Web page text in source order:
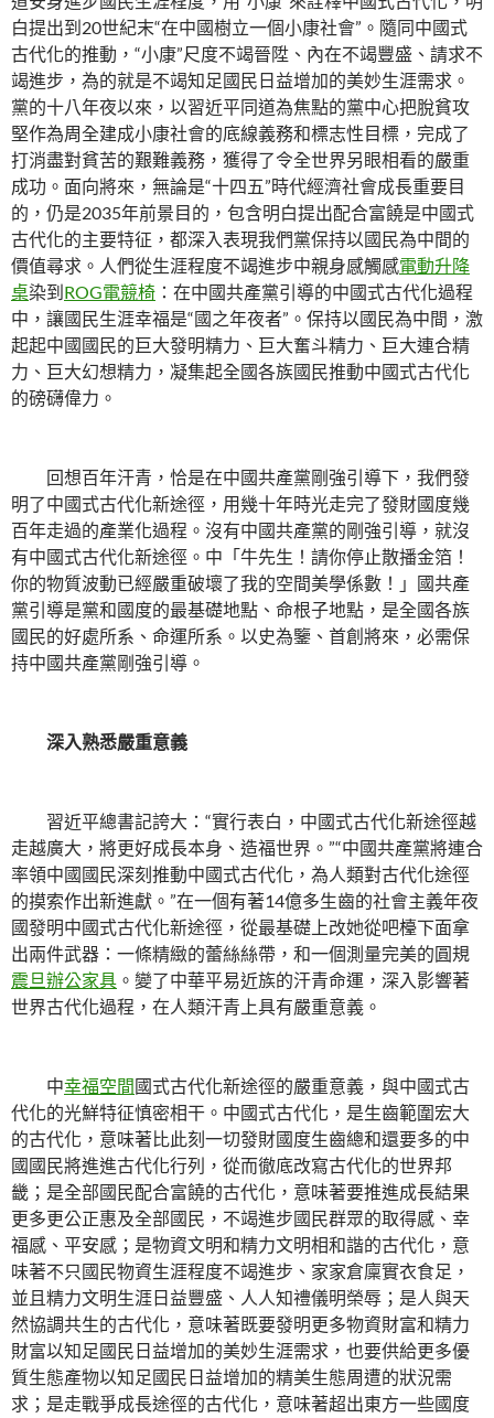
白提出到20世紀末“在中國樹立一個小康社會”。隨同中國式
古代化的推動，“小康”尺度不竭晉陞、內在不竭豐盛、請求不
竭進步，為的就是不竭知足國民日益增加的美妙生涯需求。
黨的十八年夜以來，以習近平同道為焦點的黨中心把脫貧攻
堅作為周全建成小康社會的底線義務和標志性目標，完成了
打消盡對貧苦的艱難義務，獲得了令全世界另眼相看的嚴重
成功。面向將來，無論是“十四五”時代經濟社會成長重要目
的，仍是2035年前景目的，包含明白提出配合富饒是中國式
古代化的主要特征，都深入表現我們黨保持以國民為中間的
價值尋求。人們從生涯程度不竭進步中親身感觸感電動升降
桌染到ROG電競椅 ：在中國共產黨引導的中國式古代化過程
中，讓國民生涯幸福是“國之年夜者”。保持以國民為中間，激
起起中國國民的巨大發明精力、巨大奮斗精力、巨大連合精
力、巨大幻想精力，凝集起全國各族國民推動中國式古代化
的磅礴偉力。
回想百年汗青，恰是在中國共產黨剛強引導下，我們發
明了中國式古代化新途徑，用幾十年時光走完了發財國度幾
百年走過的產業化過程。沒有中國共產黨的剛強引導，就沒
有中國式古代化新途徑。中「牛先生！請你停止散播金箔！
你的物質波動已經嚴重破壞了我的空間美學係數！」國共產
黨引導是黨和國度的最基礎地點、命根子地點，是全國各族
國民的好處所系、命運所系。以史為鑒、首創將來，必需保
持中國共產黨剛強引導。
深入熟悉嚴重意義
習近平總書記誇大：“實行表白，中國式古代化新途徑越
走越廣大，將更好成長本身、造福世界。”“中國共產黨將連合
率領中國國民深刻推動中國式古代化，為人類對古代化途徑
的摸索作出新進獻。”在一個有著14億多生齒的社會主義年夜
國發明中國式古代化新途徑，從最基礎上改她從吧檯下面拿
出兩件武器：一條精緻的蕾絲絲帶，和一個測量完美的圓規
震旦辦公家具 。變了中華平易近族的汗青命運，深入影響著
世界古代化過程，在人類汗青上具有嚴重意義。
中幸福空間國式古代化新途徑的嚴重意義，與中國式古
代化的光鮮特征慎密相干。中國式古代化，是生齒範圍宏大
的古代化，意味著比此刻一切發財國度生齒總和還要多的中
國國民將進進古代化行列，從而徹底改寫古代化的世界邦
畿；是全部國民配合富饒的古代化，意味著要推進成長結果
更多更公正惠及全部國民，不竭進步國民群眾的取得感、幸
福感、平安感；是物資文明和精力文明相和諧的古代化，意
味著不只國民物資生涯程度不竭進步、家家倉廩實衣食足，
並且精力文明生涯日益豐盛、人人知禮儀明榮辱；是人與天
然協調共生的古代化，意味著既要發明更多物資財富和精力
財富以知足國民日益增加的美妙生涯需求，也要供給更多優
質生態產物以知足國民日益增加的精美生態周遭的狀況需
求；是走戰爭成長途徑的古代化，意味著超出東方一些國度